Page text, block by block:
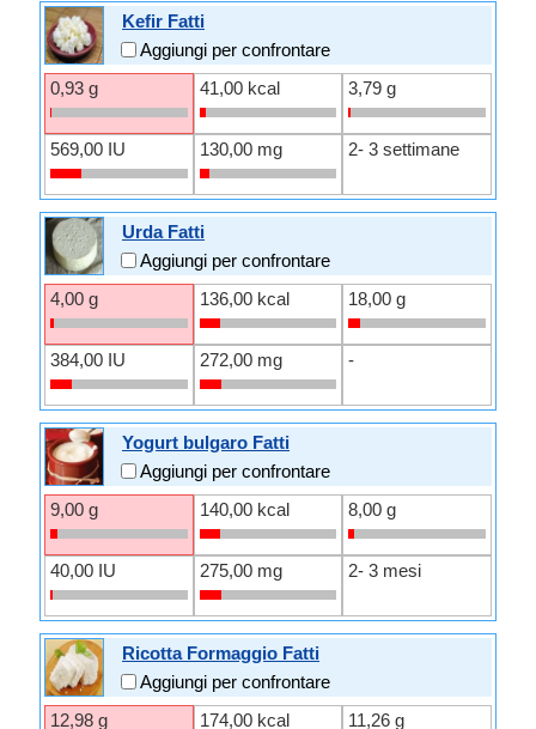
Kefir Fatti
Aggiungi per confrontare
0,93 g
41,00 kcal 3,79 g
569,00 IU 130,00 mg 2- 3 settimane
Urda Fatti
Aggiungi per confrontare
4,00 g
136,00 kcal 18,00 g
384,00 IU 272,00 mg -
Yogurt bulgaro Fatti
Aggiungi per confrontare
9,00 g
140,00 kcal 8,00 g
40,00 IU 275,00 mg 2- 3 mesi
Ricotta Formaggio Fatti
Aggiungi per confrontare
12,98 g
174,00 kcal 11,26 g